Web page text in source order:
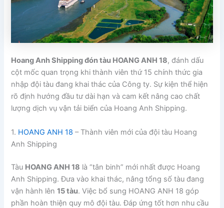
Hoang Anh Shipping đón tàu HOANG ANH 18, đánh dấu
cột mốc quan trọng khi thành viên thứ 15 chính thức gia
nhập đội tàu đang khai thác của Công ty. Sự kiện thể hiện
rõ định hướng đầu tư dài hạn và cam kết nâng cao chất
lượng dịch vụ vận tải biển của Hoang Anh Shipping.
1. HOANG ANH 18 – Thành viên mới của đội tàu Hoang
Anh Shipping
Tàu HOANG ANH 18 là “tân binh” mới nhất được Hoang
Anh Shipping. Đưa vào khai thác, nâng tổng số tàu đang
vận hành lên15 tàu. Việc bổ sung HOANG ANH 18 góp
phần hoàn thiện quy mô đội tàu. Đáp ứng tốt hơn nhu cầu